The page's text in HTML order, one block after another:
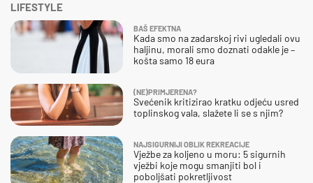
LIFESTYLE
BAŠ EFEKTNA
Kada smo na zadarskoj rivi ugledali ovu
haljinu, morali smo doznati odakle je –
košta samo 18 eura
(NE)PRIMJERENA?
Svećenik kritizirao kratku odjeću usred
toplinskog vala, slažete li se s njim?
NAJSIGURNIJI OBLIK REKREACIJE
Vježbe za koljeno u moru: 5 sigurnih
vježbi koje mogu smanjiti bol i
poboljšati pokretljivost